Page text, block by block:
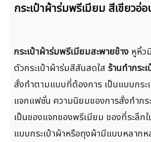
กระเป๋าผ้าร่มพรีเมียม สีเขียวอ่
กระเป๋าผ้าร่มพรีเมียมสะพายข้าง หูหิ้ว
ตัวกระเป๋าผ้าร่มสีสันสดใส ร้านทำกระ
สั่งทำตามแบบที่ต้องการ เป็นแบบกระ
แจกแฟชั่น ความนิยมของการสั่งทำกระ
เป็นของแจกของพรีเมียม ของที่ระลึก
แบบกระเป๋าผ้าหรือถุงผ้ามีแบบหลากห